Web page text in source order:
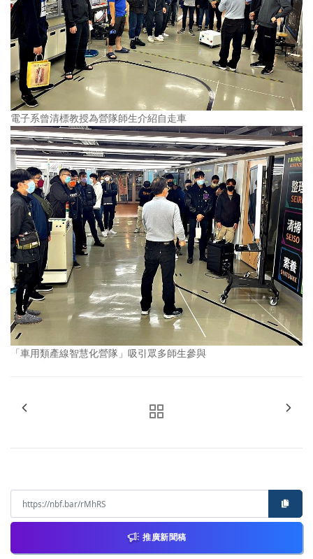
電子系曾清標教授為營隊師生介紹自走車
「車用類產線智慧化營隊」吸引眾多師生參與
推廣新聞稿